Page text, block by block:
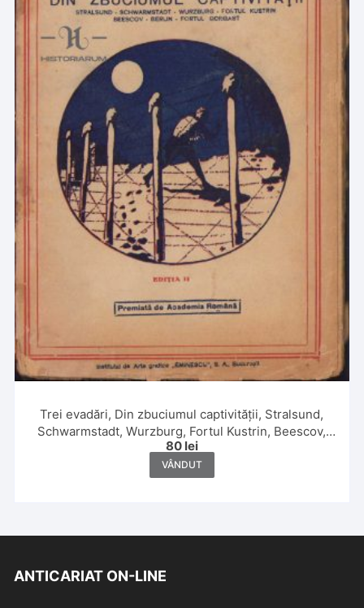
Trei evadări, Din zbuciumul captivității, Stralsund,
Schwarmstadt, Wurzburg, Fortul Kustrin, Beescov,
Berlin, Fortul Gorgast de maior G Caracaș, 1920
80 lei
VÂNDUT
ANTICARIAT ON-LINE